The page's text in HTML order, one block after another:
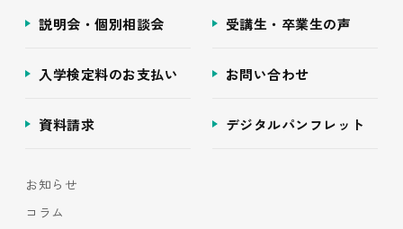
説明会・個別相談会 受講生・卒業生の声
入学検定料のお支払い お問い合わせ
資料請求 デジタルパンフレット
お知らせ
コラム